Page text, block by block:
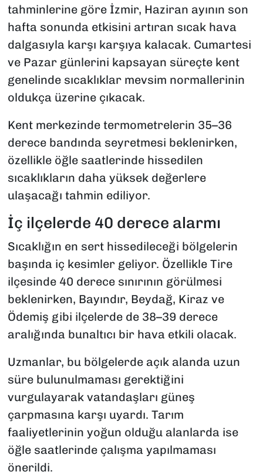
tahminlerine göre İzmir, Haziran ayının son
hafta sonunda etkisini artıran sıcak hava
dalgasıyla karşı karşıya kalacak. Cumartesi
ve Pazar günlerini kapsayan süreçte kent
genelinde sıcaklıklar mevsim normallerinin
oldukça üzerine çıkacak.
Kent merkezinde termometrelerin 35–36
derece bandında seyretmesi beklenirken,
özellikle öğle saatlerinde hissedilen
sıcaklıkların daha yüksek değerlere
ulaşacağı tahmin ediliyor.
İç ilçelerde 40 derece alarmı
Sıcaklığın en sert hissedileceği bölgelerin
başında iç kesimler geliyor. Özellikle Tire
ilçesinde 40 derece sınırının görülmesi
beklenirken, Bayındır, Beydağ, Kiraz ve
Ödemiş gibi ilçelerde de 38–39 derece
aralığında bunaltıcı bir hava etkili olacak.
Uzmanlar, bu bölgelerde açık alanda uzun
süre bulunulmaması gerektiğini
vurgulayarak vatandaşları güneş
çarpmasına karşı uyardı. Tarım
faaliyetlerinin yoğun olduğu alanlarda ise
öğle saatlerinde çalışma yapılmaması
önerildi.